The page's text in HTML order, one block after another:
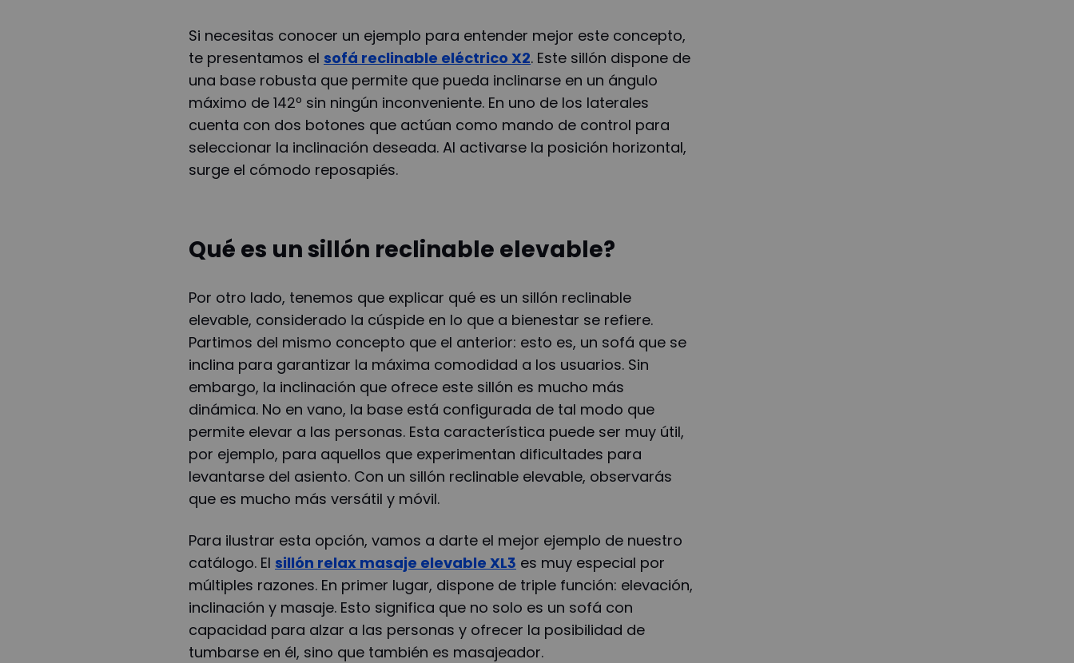
Si necesitas conocer un ejemplo para entender mejor este concepto,
te presentamos el sofá reclinable eléctrico X2. Este sillón dispone de
una base robusta que permite que pueda inclinarse en un ángulo
máximo de 142º sin ningún inconveniente. En uno de los laterales
cuenta con dos botones que actúan como mando de control para
seleccionar la inclinación deseada. Al activarse la posición horizontal,
surge el cómodo reposapiés.
Qué es un sillón reclinable elevable?
Por otro lado, tenemos que explicar qué es un sillón reclinable
elevable, considerado la cúspide en lo que a bienestar se refiere.
Partimos del mismo concepto que el anterior: esto es, un sofá que se
inclina para garantizar la máxima comodidad a los usuarios. Sin
embargo, la inclinación que ofrece este sillón es mucho más
dinámica. No en vano, la base está configurada de tal modo que
permite elevar a las personas. Esta característica puede ser muy útil,
por ejemplo, para aquellos que experimentan dificultades para
levantarse del asiento. Con un sillón reclinable elevable, observarás
que es mucho más versátil y móvil.
Para ilustrar esta opción, vamos a darte el mejor ejemplo de nuestro
catálogo. El sillón relax masaje elevable XL3 es muy especial por
múltiples razones. En primer lugar, dispone de triple función: elevación,
inclinación y masaje. Esto significa que no solo es un sofá con
capacidad para alzar a las personas y ofrecer la posibilidad de
tumbarse en él, sino que también es masajeador.